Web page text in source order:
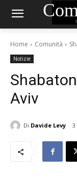
Home Comunità
Notizie
Aviv
Di Davide Levy 3